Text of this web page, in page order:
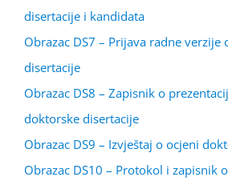
disertacije i kandidata
Obrazac DS7 – Prijava radne verzije
disertacije
Obrazac DS8 – Zapisnik o
doktorske disertacije
Obrazac DS9 – Izvještaj o ocjeni
Obrazac DS10 – Protokol i zapisnik